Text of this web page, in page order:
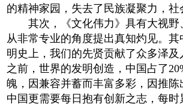
的精神家园，失去了民族凝聚力，社
其次，《文化伟力》具有大视野
从非常专业的角度提出真知灼见。
明史上，我们的先贤贡献了众多泽
之前，世界的发明创造，中国占了
魄，因兼容并蓄而丰富多彩，因推
中国更需要每日抱有创新之志，每